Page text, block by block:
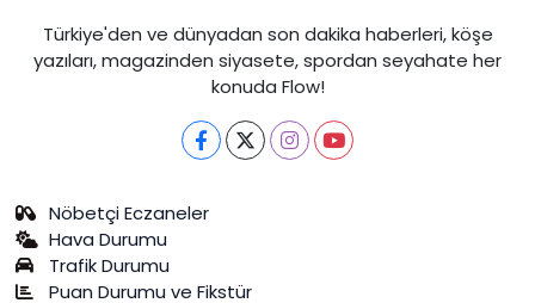
Türkiye'den ve dünyadan son dakika haberleri, köşe
yazıları, magazinden siyasete, spordan seyahate her
konuda Flow!
Nöbetçi Eczaneler
Hava Durumu
Trafik Durumu
Puan Durumu ve Fikstür